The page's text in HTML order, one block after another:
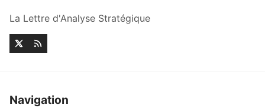
La Lettre d'Analyse Stratégique
Navigation